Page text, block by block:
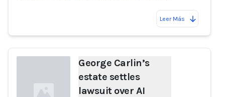
Leer Más
George Carlin’s
estate settles
lawsuit over AI